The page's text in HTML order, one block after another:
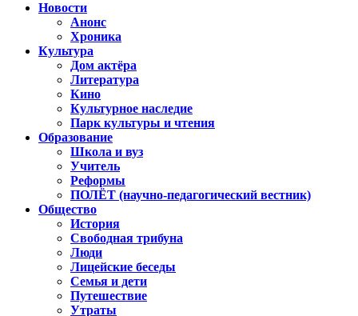
Новости
Анонс
Хроника
Культура
Дом актёра
Литература
Кино
Культурное наследие
Парк культуры и чтения
Образование
Школа и вуз
Учитель
Реформы
ПОЛЁТ (научно-педагогический вестник)
Общество
История
Свободная трибуна
Люди
Лицейские беседы
Семья и дети
Путешествие
Утраты